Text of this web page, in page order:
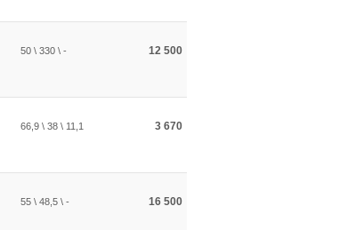
50 \ 330 \ - 12 500
66,9 \ 38 \ 11,1 3 670
55 \ 48,5 \ - 16 500